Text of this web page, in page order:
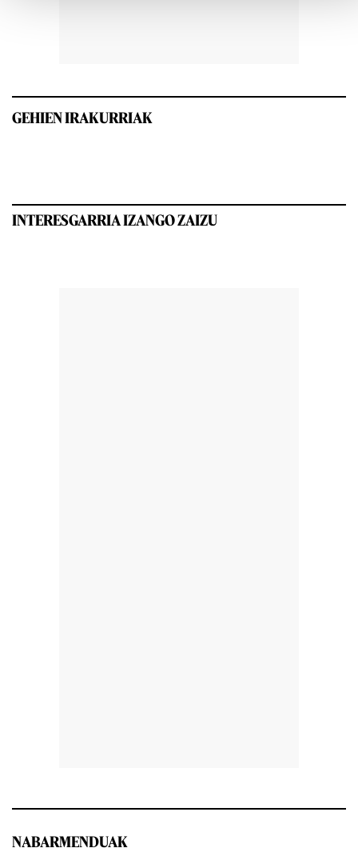
GEHIEN IRAKURRIAK
INTERESGARRIA IZANGO ZAIZU
NABARMENDUAK